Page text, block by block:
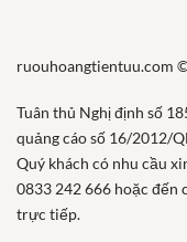
ruouhoangtientuu.com
Tuân thủ Nghị định số
quảng cáo số 16/2012/
Quý khách có nhu cầu
0833 242 666 hoặc đến
trực tiếp.